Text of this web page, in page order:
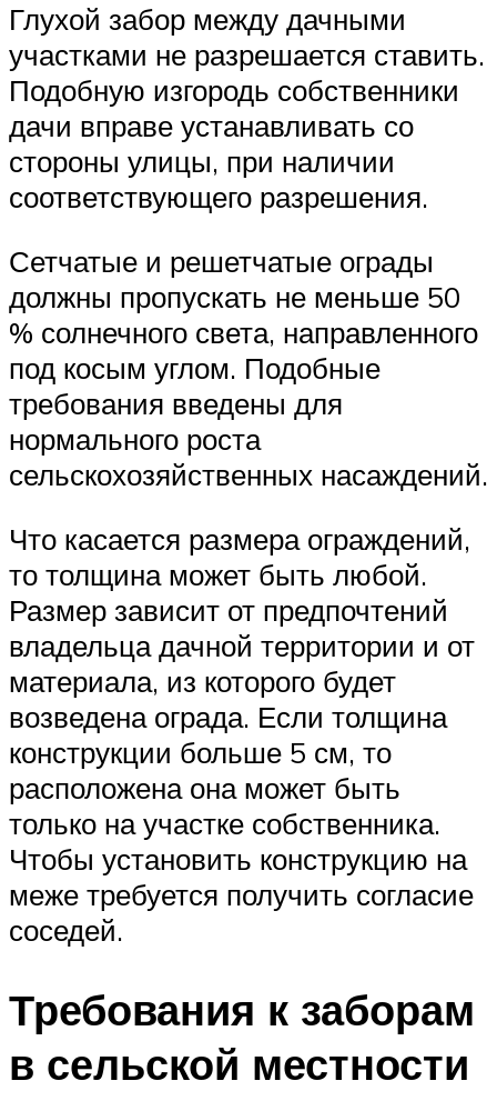
Глухой забор между дачными
участками не разрешается ставить.
Подобную изгородь собственники
дачи вправе устанавливать со
стороны улицы, при наличии
соответствующего разрешения.
Сетчатые и решетчатые ограды
должны пропускать не меньше 50
% солнечного света, направленного
под косым углом. Подобные
требования введены для
нормального роста
сельскохозяйственных насаждений.
Что касается размера ограждений,
то толщина может быть любой.
Размер зависит от предпочтений
владельца дачной территории и от
материала, из которого будет
возведена ограда. Если толщина
конструкции больше 5 см, то
расположена она может быть
только на участке собственника.
Чтобы установить конструкцию на
меже требуется получить согласие
соседей.
Требования к заборам
в сельской местности